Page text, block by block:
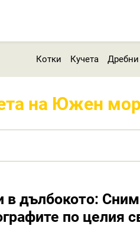
Котки Кучета Дребни
на Южен
дълбокото:
по целия